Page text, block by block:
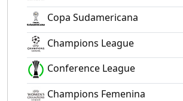
Copa Sudamericana
Champions League
Conference League
Champions Femenina